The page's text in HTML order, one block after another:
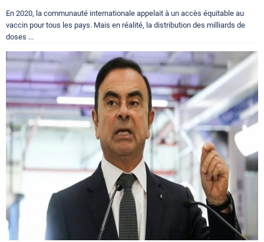
En 2020, la communauté internationale appelait à un accès équitable au
vaccin pour tous les pays. Mais en réalité, la distribution des milliards de
doses ...